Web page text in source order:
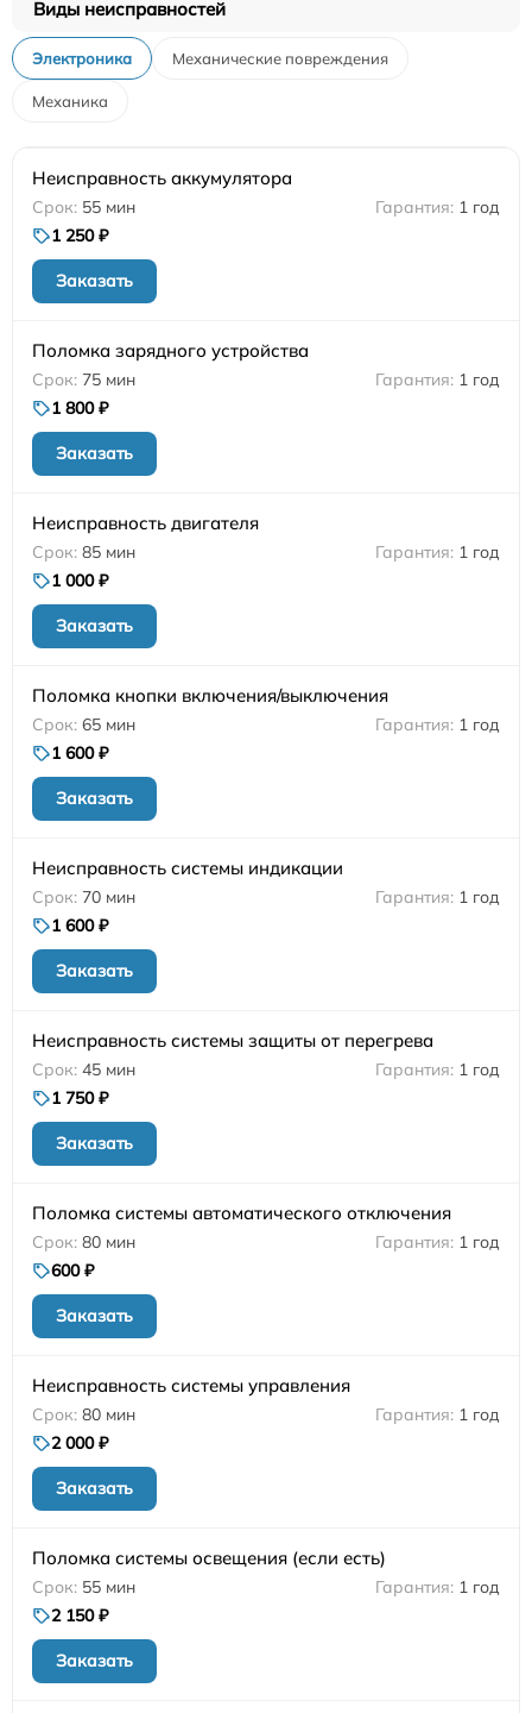
Виды неисправностей
Электроника Механические повреждения
Механика
Неисправность аккумулятора
55 мин
1 год
1 250 ₽
Заказать
Поломка зарядного устройства
75 мин
1 год
1 800 ₽
Заказать
Неисправность двигателя
85 мин
1 год
1 000 ₽
Заказать
Поломка кнопки включения/выключения
65 мин
1 год
1 600 ₽
Заказать
Неисправность системы индикации
70 мин
1 год
1 600 ₽
Заказать
Неисправность системы защиты от перегрева
45 мин
1 год
1 750 ₽
Заказать
Поломка системы автоматического отключения
80 мин
1 год
600 ₽
Заказать
Неисправность системы управления
80 мин
1 год
2 000 ₽
Заказать
Поломка системы освещения (если есть)
55 мин
1 год
2 150 ₽
Заказать